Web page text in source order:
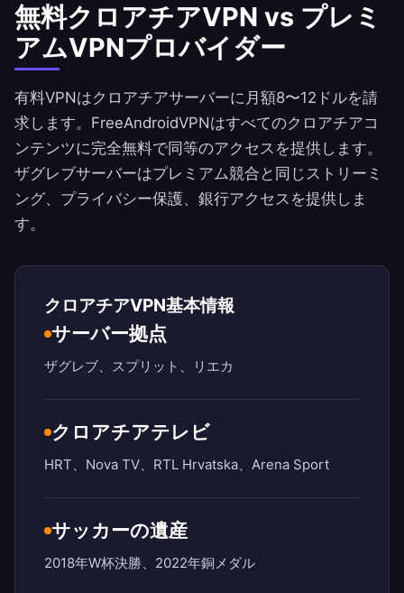
無料クロアチアVPN vs プレミ
アムVPNプロバイダー
有料VPNはクロアチアサーバーに月額8〜12ドルを請
求します。 FreeAndroidVPNはすべてのクロアチアコ
ンテンツに完全無料で同等のアクセスを提供します。
ザグレブサーバーはプレミアム競合と同じストリーミ
ング、プライバシー保護、銀行アクセスを提供しま
す。
クロアチアVPN基本情報
サーバー拠点
ザグレブ、スプリット、リエカ
クロアチアテレビ
HRT、Nova TV、RTL Hrvatska、Arena Sport
サッカーの遺産
2018年W杯決勝、2022年銅メダル